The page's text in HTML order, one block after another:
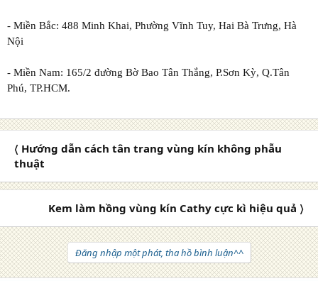
- Miền Bắc: 488 Minh Khai, Phường Vĩnh Tuy, Hai Bà Trưng, Hà
Nội
- Miền Nam: 165/2 đường Bờ Bao Tân Thắng, P.Sơn Kỳ, Q.Tân
Phú, TP.HCM.
〈 Hướng dẫn cách tân trang vùng kín không phẫu
thuật
Kem làm hồng vùng kín Cathy cực kì hiệu quả 〉
Đăng nhập một phát, tha hồ bình luận^^